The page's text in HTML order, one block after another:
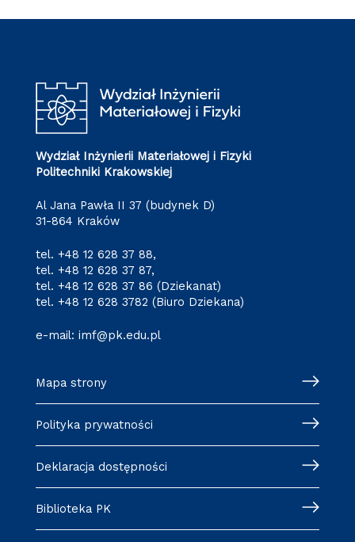
Wydział Inżynierii Materiałowej i Fizyki
Politechniki Krakowskiej
Al Jana Pawła II 37 (budynek D)
31-864 Kraków
tel. +48 12 628 37 88,
tel. +48 12 628 37 87,
tel. +48 12 628 37 86 (Dziekanat)
tel. +48 12 628 3782 (Biuro Dziekana)
e-mail: imf@pk.edu.pl
Mapa strony
Polityka prywatności
Deklaracja dostępności
Biblioteka PK